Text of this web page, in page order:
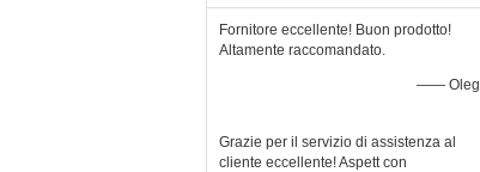
Fornitore eccellente! Buon prodotto!
Altamente raccomandato.
—— Oleg
Grazie per il servizio di assistenza al
cliente eccellente! Aspett con